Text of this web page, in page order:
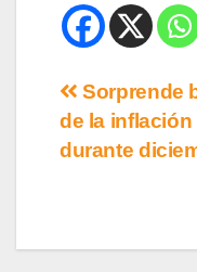
Sorprende
de la inflación
durante